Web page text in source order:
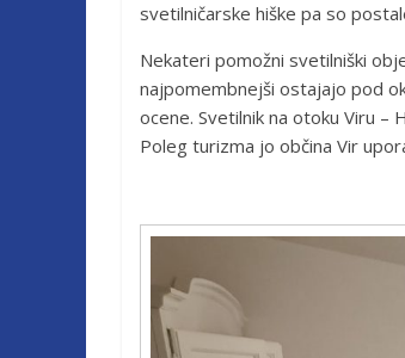
svetilničarske hiške pa so
Nekateri pomožni svetilniški
najpomembnejši ostajajo pod
ocene. Svetilnik na otoku Viru
Poleg turizma jo občina Vir